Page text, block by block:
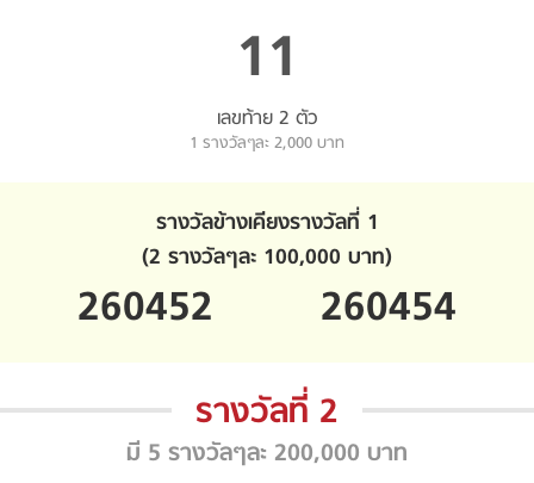
11
เลขท้าย 2 ตัว
1 รางวัลๆละ 2,000 บาท
รางวัลข้างเคียงรางวัลที่ 1
(2 รางวัลๆละ 100,000 บาท)
260452 260454
รางวัลที่ 2
มี 5 รางวัลๆละ 200,000 บาท